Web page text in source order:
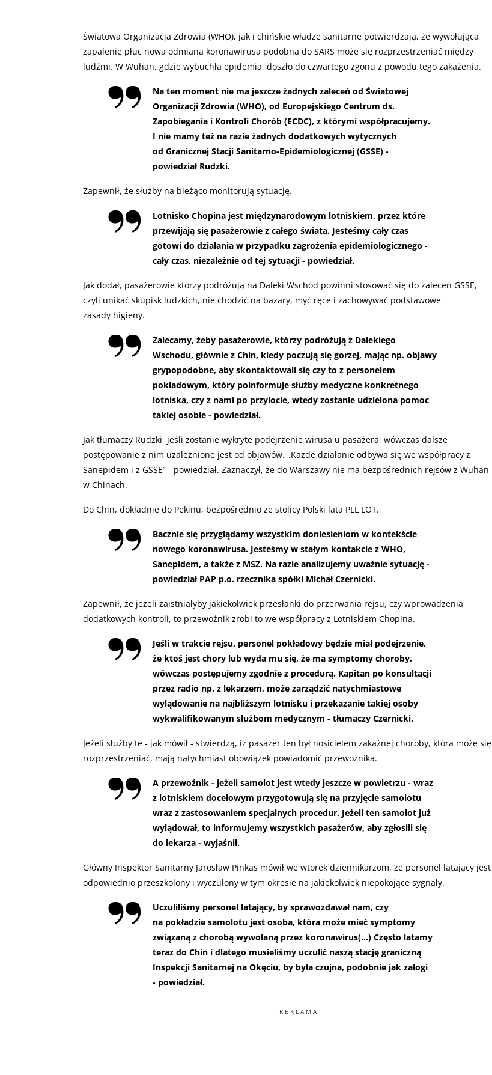
Światowa Organizacja Zdrowia (WHO), jak i chińskie władze sanitarne potwierdzają, że wywołująca
zapalenie płuc nowa odmiana koronawirusa podobna do SARS może się rozprzestrzeniać między
ludźmi. W Wuhan, gdzie wybuchła epidemia, doszło do czwartego zgonu z powodu tego zakażenia.
Na ten moment nie ma jeszcze żadnych zaleceń od Światowej
Organizacji Zdrowia (WHO), od Europejskiego Centrum ds.
Zapobiegania i Kontroli Chorób (ECDC), z którymi współpracujemy.
I nie mamy też na razie żadnych dodatkowych wytycznych
od Granicznej Stacji Sanitarno-Epidemiologicznej (GSSE) -
powiedział Rudzki.
Zapewnił, że służby na bieżąco monitorują sytuację.
Lotnisko Chopina jest międzynarodowym lotniskiem, przez które
przewijają się pasażerowie z całego świata. Jesteśmy cały czas
gotowi do działania w przypadku zagrożenia epidemiologicznego -
cały czas, niezależnie od tej sytuacji - powiedział.
Jak dodał, pasażerowie którzy podróżują na Daleki Wschód powinni stosować się do zaleceń GSSE,
czyli unikać skupisk ludzkich, nie chodzić na bazary, myć ręce i zachowywać podstawowe
zasady higieny.
Zalecamy, żeby pasażerowie, którzy podróżują z Dalekiego
Wschodu, głównie z Chin, kiedy poczują się gorzej, mając np. objawy
grypopodobne, aby skontaktowali się czy to z personelem
pokładowym, który poinformuje służby medyczne konkretnego
lotniska, czy z nami po przylocie, wtedy zostanie udzielona pomoc
takiej osobie - powiedział.
Jak tłumaczy Rudzki, jeśli zostanie wykryte podejrzenie wirusa u pasażera, wówczas dalsze
postępowanie z nim uzależnione jest od objawów. „Każde działanie odbywa się we współpracy z
Sanepidem i z GSSE” - powiedział. Zaznaczył, że do Warszawy nie ma bezpośrednich rejsów z Wuhan
w Chinach.
Do Chin, dokładnie do Pekinu, bezpośrednio ze stolicy Polski lata PLL LOT.
Bacznie się przyglądamy wszystkim doniesieniom w kontekście
nowego koronawirusa. Jesteśmy w stałym kontakcie z WHO,
Sanepidem, a także z MSZ. Na razie analizujemy uważnie sytuację -
powiedział PAP p.o. rzecznika spółki Michał Czernicki.
Zapewnił, że jeżeli zaistniałyby jakiekolwiek przesłanki do przerwania rejsu, czy wprowadzenia
dodatkowych kontroli, to przewoźnik zrobi to we współpracy z Lotniskiem Chopina.
Jeśli w trakcie rejsu, personel pokładowy będzie miał podejrzenie,
że ktoś jest chory lub wyda mu się, że ma symptomy choroby,
wówczas postępujemy zgodnie z procedurą. Kapitan po konsultacji
przez radio np. z lekarzem, może zarządzić natychmiastowe
wylądowanie na najbliższym lotnisku i przekazanie takiej osoby
wykwalifikowanym służbom medycznym - tłumaczy Czernicki.
Jeżeli służby te - jak mówił - stwierdzą, iż pasażer ten był nosicielem zakaźnej choroby, która może się
rozprzestrzeniać, mają natychmiast obowiązek powiadomić przewoźnika.
A przewoźnik - jeżeli samolot jest wtedy jeszcze w powietrzu - wraz
z lotniskiem docelowym przygotowują się na przyjęcie samolotu
wraz z zastosowaniem specjalnych procedur. Jeżeli ten samolot już
wylądował, to informujemy wszystkich pasażerów, aby zgłosili się
do lekarza - wyjaśnił.
Główny Inspektor Sanitarny Jarosław Pinkas mówił we wtorek dziennikarzom, że personel latający jest
odpowiednio przeszkolony i wyczulony w tym okresie na jakiekolwiek niepokojące sygnały.
Uczuliliśmy personel latający, by sprawozdawał nam, czy
na pokładzie samolotu jest osoba, która może mieć symptomy
związaną z chorobą wywołaną przez koronawirus(…) Często latamy
teraz do Chin i dlatego musieliśmy uczulić naszą stację graniczną
Inspekcji Sanitarnej na Okęciu, by była czujna, podobnie jak załogi
- powiedział.
REKLAMA